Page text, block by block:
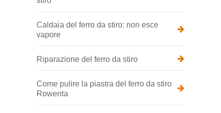
Caldaia del ferro da stiro: non esce
vapore
Riparazione del ferro da stiro
Come pulire la piastra del ferro da stiro
Rowenta